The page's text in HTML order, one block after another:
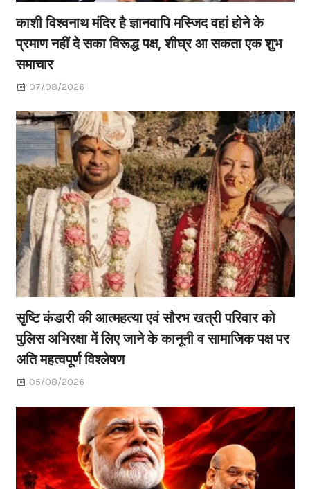
काशी विश्वनाथ मंदिर है ज्ञानवापि मस्जिद वहां होने के
प्रमाण नहीं दे सका विरूद्ध पक्ष, शीघ्र आ सकता एक शुभ
समाचार
07/08/2026
सृष्टि कंडारी की आत्महत्या एवं सौरभ खत्री परिवार को
पुलिस अभिरक्षा में लिए जाने के कानूनी व सामाजिक पक्ष पर
अति महत्वपूर्ण विश्लेषण
05/08/2026